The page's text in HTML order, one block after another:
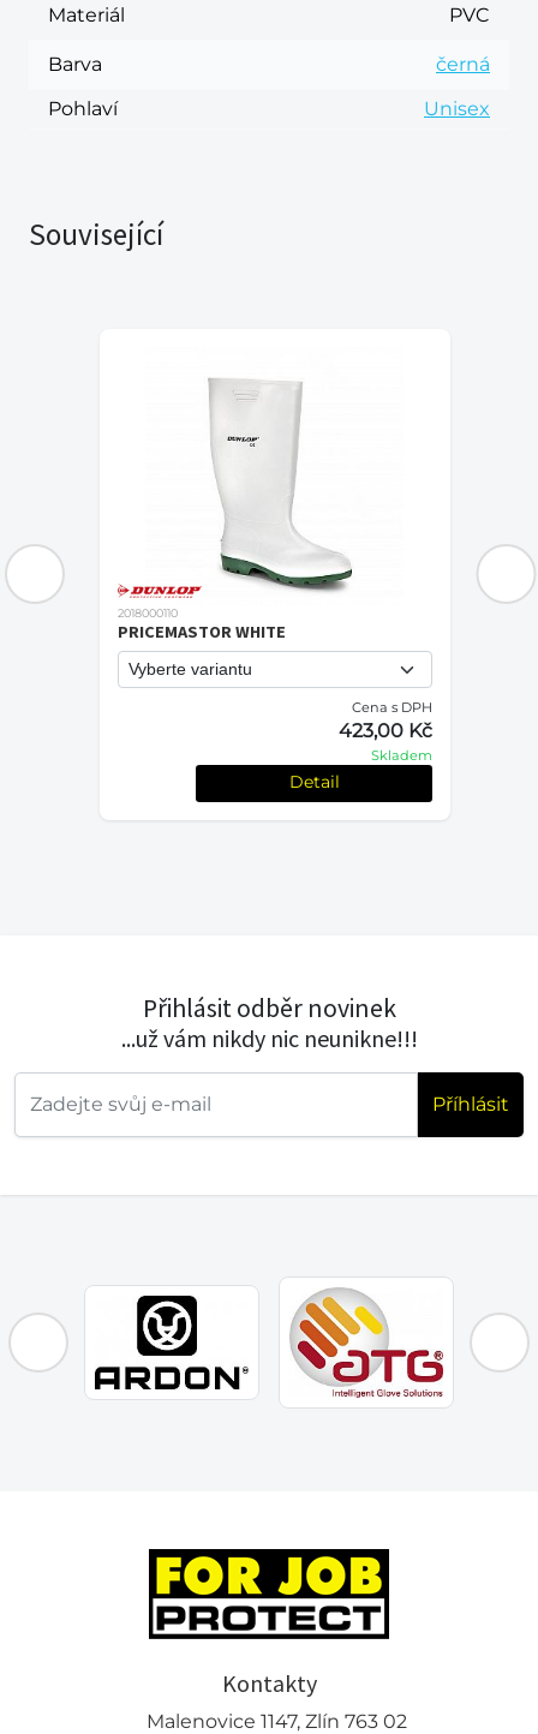
Materiál PVC
Barva
černá
Pohlaví
Unisex
Související
2018000110
PRICEMASTOR WHITE
Cena s DPH
423,00 Kč
Skladem
Detail
Přihlásit odběr novinek
...už vám nikdy nic neunikne!!!
Příhlásit
Kontakty
Malenovice 1147, Zlín 763 02